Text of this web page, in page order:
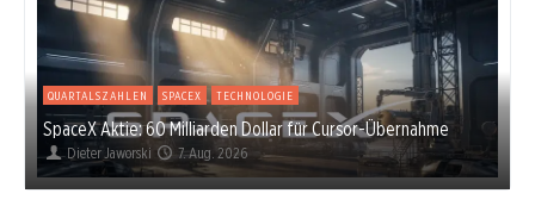
QUARTALSZAHLEN SPACEX TECHNOLOGIE
SpaceX Aktie: 60 Milliarden Dollar für Cursor-Übernahme
Dieter Jaworski 7. Aug. 2026